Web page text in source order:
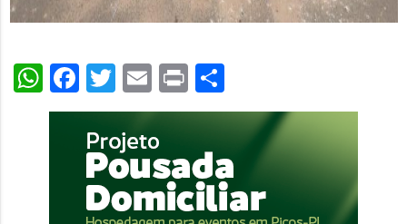
WhatsApp
Facebook
Twitter
Email
PrintShare